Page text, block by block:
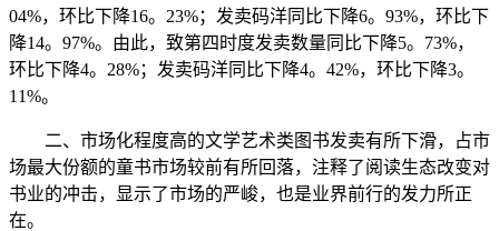
04%，环比下降16。23%；发卖码洋同比下降6。93%，环比下
降14。97%。由此，致第四时度发卖数量同比下降5。73%，
环比下降4。28%；发卖码洋同比下降4。42%，环比下降3。
11%。
二、市场化程度高的文学艺术类图书发卖有所下滑，占市
场最大份额的童书市场较前有所回落，注释了阅读生态改变对
书业的冲击，显示了市场的严峻，也是业界前行的发力所正
在。